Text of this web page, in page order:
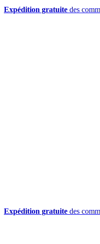
Expédition gratuite des
Expédition gratuite des